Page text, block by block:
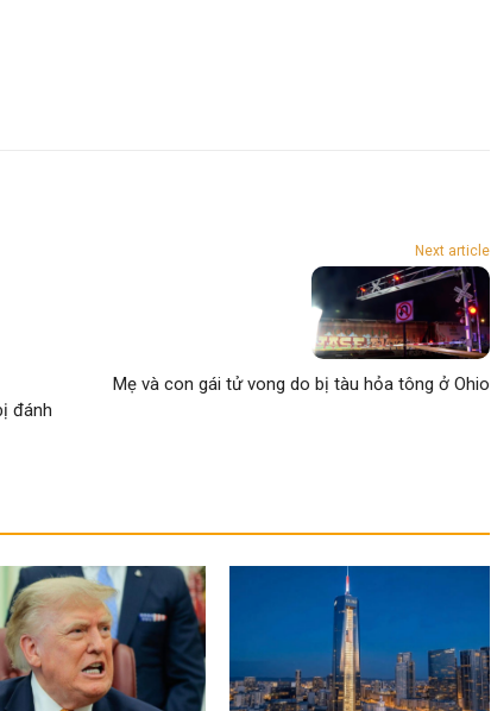
đánh
Next article
Mẹ và con gái tử vong do bị tàu hỏa tông ở Ohio